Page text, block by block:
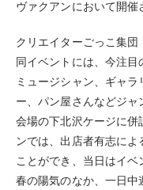
ヴァクアンにおいて開催
クリエイターごっこ集
同イベントには、今注目
ミュージシャン、ギャ
ー、パン屋さんなどジャ
会場の下北沢ケージに
ンでは、出店者有志に
ことができ、当日はイベ
春の陽気のなか、一日中